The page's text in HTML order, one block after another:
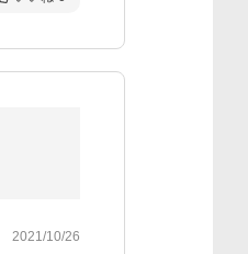
2021/10/26